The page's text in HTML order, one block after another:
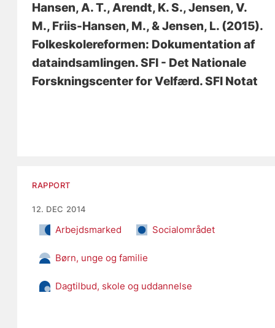
Hansen, A. T., Arendt, K. S., Jensen, V.
M., Friis-Hansen, M., & Jensen, L. (2015).
Folkeskolereformen: Dokumentation af
dataindsamlingen. SFI - Det Nationale
Forskningscenter for Velfærd. SFI Notat
RAPPORT
12. DEC 2014
Arbejdsmarked Socialområdet
Børn, unge og familie
Dagtilbud, skole og uddannelse